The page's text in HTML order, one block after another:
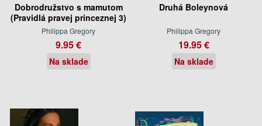
Dobrodružstvo s mamutom
(Pravidlá pravej princeznej 3)
Philippa Gregory
9.95 €
Na sklade
Druhá Boleynová
Philippa Gregory
19.95 €
Na sklade